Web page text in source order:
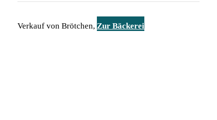
Verkauf von Brötchen, Zur Bäckerei